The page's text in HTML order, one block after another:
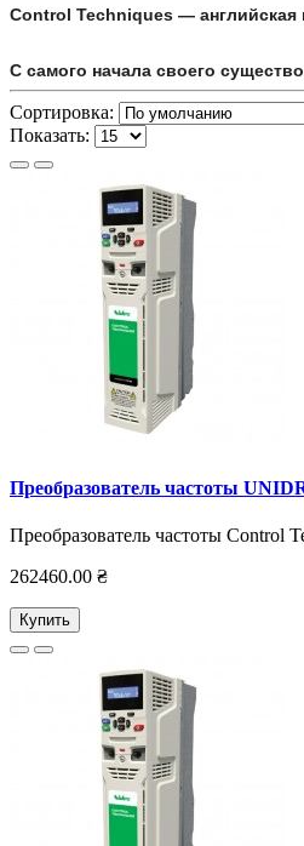
Control Techniques —
С самого начала своего
Сортировка:
Показать:
Преобразователь частоты
Преобразователь частоты Control
262460.00 ₴
Купить